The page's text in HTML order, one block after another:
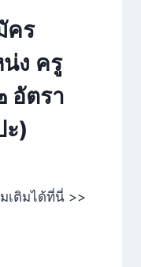
คร
ง ครู
อัตรา
ะ)
เติมได้ที่นี่ >>